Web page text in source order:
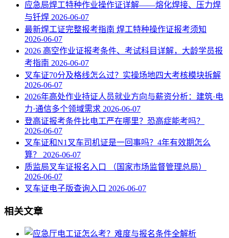
应急局焊工特种作业操作证详解——熔化焊接、压力焊
与钎焊 2026-06-07
最新焊工证完整报考指南 焊工特种操作证报考须知
2026-06-07
2026 高空作业证报考条件、考试科目详解，大龄学员报
考指南 2026-06-07
叉车证70分及格线怎么过？实操场地四大考核模块拆解
2026-06-07
2026年高处作业持证人员就业方向与薪资分析：建筑·电
力·通信多个领域需求 2026-06-07
登高证报考条件比电工严在哪里？恐高症能考吗？
2026-06-07
叉车证和N1叉车司机证是一回事吗？4年有效期怎么
算？ 2026-06-07
质监局叉车证报名入口 （国家市场监督管理总局）
2026-06-07
叉车证电子版查询入口 2026-06-07
相关文章